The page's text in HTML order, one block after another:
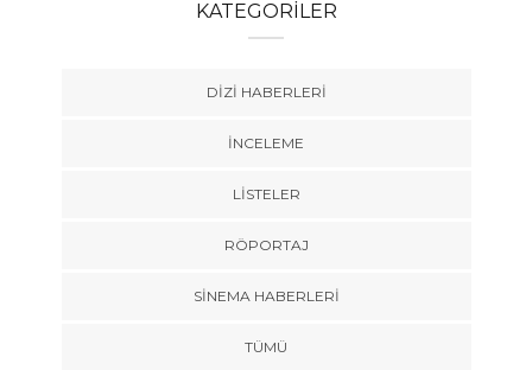
KATEGORILER
DIZI HABERLERI
İNCELEME
LISTELER
RÖPORTAJ
SINEMA HABERLERI
TÜMÜ